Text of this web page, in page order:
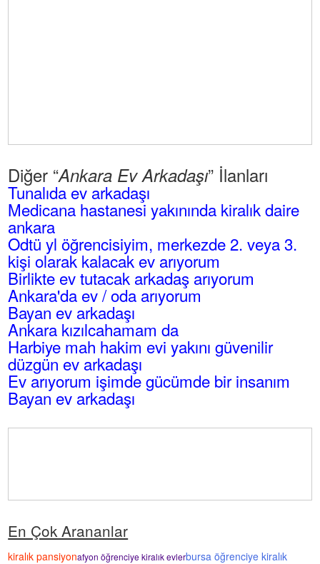
Diğer “Ankara Ev Arkadaşı” İlanları
Tunalıda ev arkadaşı
Medicana hastanesi yakınında kiralık daire
ankara
Odtü yl öğrencisiyim, merkezde 2. veya 3.
kişi olarak kalacak ev arıyorum
Birlikte ev tutacak arkadaş arıyorum
Ankara'da ev / oda arıyorum
Bayan ev arkadaşı
Ankara kızılcahamam da
Harbiye mah hakim evi yakını güvenilir
düzgün ev arkadaşı
Ev arıyorum işimde gücümde bir insanım
Bayan ev arkadaşı
En Çok Arananlar
kiralık pansiyonafyon öğrenciye kiralık evlerbursa öğrenciye kiralık